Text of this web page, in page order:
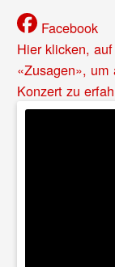
Facebook
Hier klicken,
«Zusagen»,
Konzert zu